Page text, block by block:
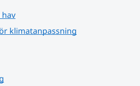
klimatanpassning